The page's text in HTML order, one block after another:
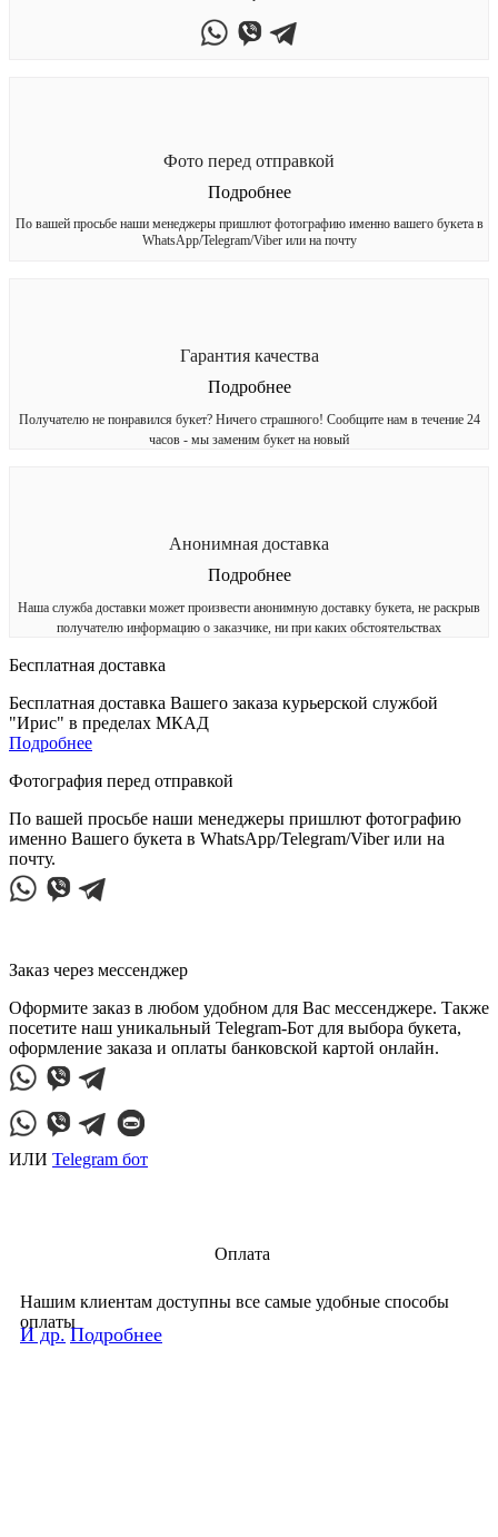
Фото перед отправкой
Подробнее
По вашей просьбе наши менеджеры пришлют фотографию именно вашего букета в
WhatsApp/Telegram/Viber или на почту
Гарантия качества
Подробнее
Получателю не понравился букет? Ничего страшного! Сообщите нам в течение 24
часов - мы заменим букет на новый
Анонимная доставка
Подробнее
Наша служба доставки может произвести анонимную доставку букета, не раскрыв
получателю информацию о заказчике, ни при каких обстоятельствах
Бесплатная доставка
Бесплатная доставка Вашего заказа курьерской службой
"Ирис" в пределах МКАД
Подробнее
Фотография перед отправкой
По вашей просьбе наши менеджеры пришлют фотографию
именно Вашего букета в WhatsApp/Telegram/Viber или на
почту.
Заказ через мессенджер
Оформите заказ в любом удобном для Вас мессенджере. Также
посетите наш уникальный Telegram-Бот для выбора букета,
оформление заказа и оплаты банковской картой онлайн.
ИЛИ Telegram бот
Оплата
Нашим клиентам доступны все самые удобные способы
оплаты
И др. Подробнее